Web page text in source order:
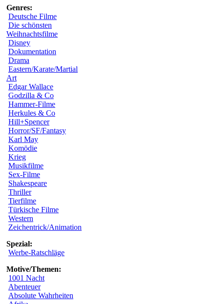
Genres:
Deutsche Filme
Die schönsten
Weihnachtsfilme
Disney
Dokumentation
Drama
Eastern/Karate/Martial
Art
Edgar Wallace
Godzilla & Co
Hammer-Filme
Herkules & Co
Hill+Spencer
Horror/SF/Fantasy
Karl May
Komödie
Krieg
Musikfilme
Sex-Filme
Shakespeare
Thriller
Tierfilme
Türkische Filme
Western
Zeichentrick/Animation
Spezial:
Werbe-Ratschläge
Motive/Themen:
1001 Nacht
Abenteuer
Absolute Wahrheiten